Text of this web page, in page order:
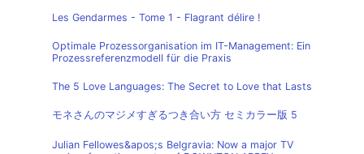
Les Gendarmes - Tome 1 - Flagrant délire !
Optimale Prozessorganisation im IT-Management: Ein
Prozessreferenzmodell für die Praxis
The 5 Love Languages: The Secret to Love that Lasts
モネさんのマジメすぎるつき合い方 セミカラー版 5
Julian Fellowes&apos;s Belgravia: Now a major TV